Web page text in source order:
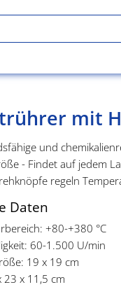
mit
und
- Findet auf jedem
regeln
Daten
+80-+380 °C
60-1.500 U/min
19 x 19 cm
23 x 11,5 cm